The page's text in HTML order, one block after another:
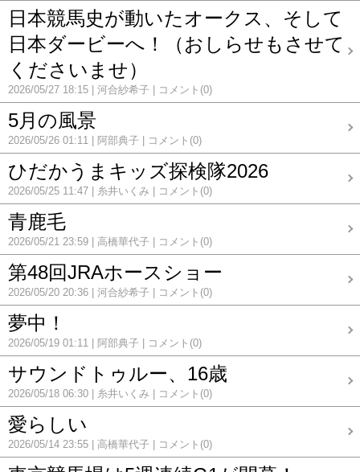
日本競馬史が動いたオークス、そして
日本ダービーへ！（おしらせもさせて
くださいませ）
2026/05/27 18:15 河合紗希子 コメント(0)
5月の風景
2026/05/26 01:11 阿部典子 コメント(0)
ひだかうまキッズ探検隊2026
2026/05/25 11:47 糸井いくみ コメント(0)
青鹿毛
2026/05/21 23:59 高橋華代子 コメント(0)
第48回JRAホースショー
2026/05/20 20:36 河合紗希子 コメント(0)
夢中！
2026/05/19 01:11 阿部典子 コメント(0)
サウンドトゥルー、16歳
2026/05/18 06:30 糸井いくみ コメント(0)
愛らしい
2026/05/14 23:55 高橋華代子 コメント(0)